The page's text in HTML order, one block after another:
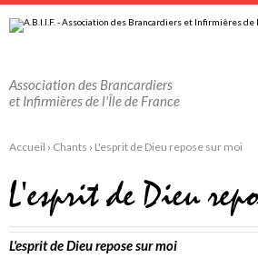
au
contenu.
navigation
personnels
Association des Brancardiers
et Infirmières de l'Île de France
Accueil › Chants › L'esprit de Dieu repose sur moi
L'esprit de Dieu
L'esprit de Dieu repose sur moi